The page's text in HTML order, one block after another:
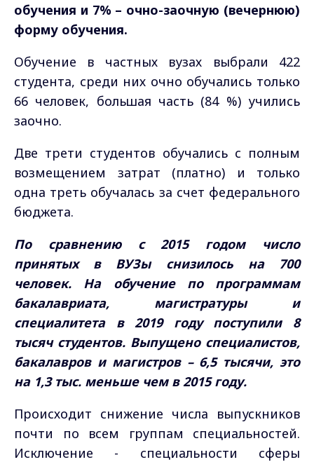
обучения и 7% – очно-заочную (вечернюю)
форму обучения.
Обучение в частных вузах выбрали 422
студента, среди них очно обучались только
66 человек, большая часть (84 %) учились
заочно.
Две трети студентов обучались с полным
возмещением затрат (платно) и только
одна треть обучалась за счет федерального
бюджета.
По сравнению с 2015 годом число
принятых в ВУЗы снизилось на 700
человек. На обучение по программам
бакалавриата, магистратуры и
специалитета в 2019 году поступили 8
тысяч студентов. Выпущено специалистов,
бакалавров и магистров – 6,5 тысячи, это
на 1,3 тыс. меньше чем в 2015 году.
Происходит снижение числа выпускников
почти по всем группам специальностей.
Исключение - специальности сферы